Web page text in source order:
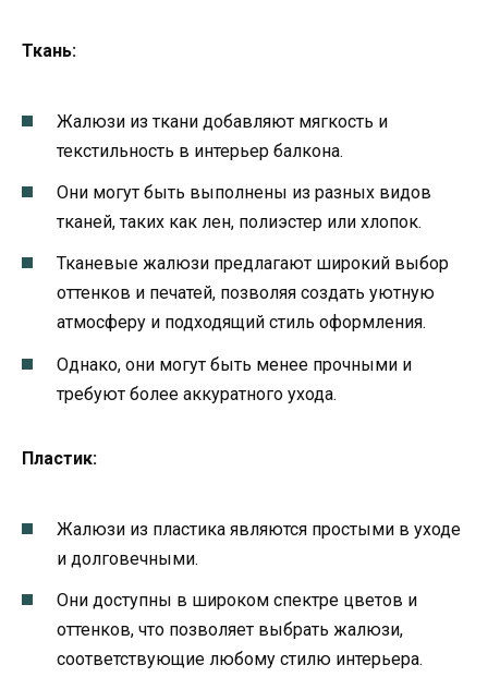
Ткань:
Жалюзи из ткани добавляют мягкость и
текстильность в интерьер балкона.
Они могут быть выполнены из разных видов
тканей, таких как лен, полиэстер или хлопок.
Тканевые жалюзи предлагают широкий выбор
оттенков и печатей, позволяя создать уютную
атмосферу и подходящий стиль оформления.
Однако, они могут быть менее прочными и
требуют более аккуратного ухода.
Пластик:
Жалюзи из пластика являются простыми в уходе
и долговечными.
Они доступны в широком спектре цветов и
оттенков, что позволяет выбрать жалюзи,
соответствующие любому стилю интерьера.